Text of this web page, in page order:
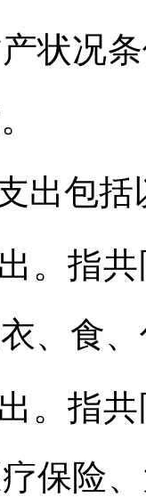
状况
出包括
出。指
、食
出。指
保险